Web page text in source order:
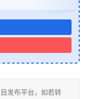
发布平台，如若转